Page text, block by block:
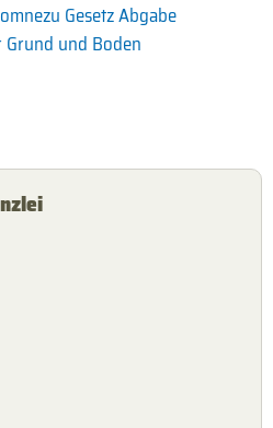
Gesetz Abgabe
und Boden